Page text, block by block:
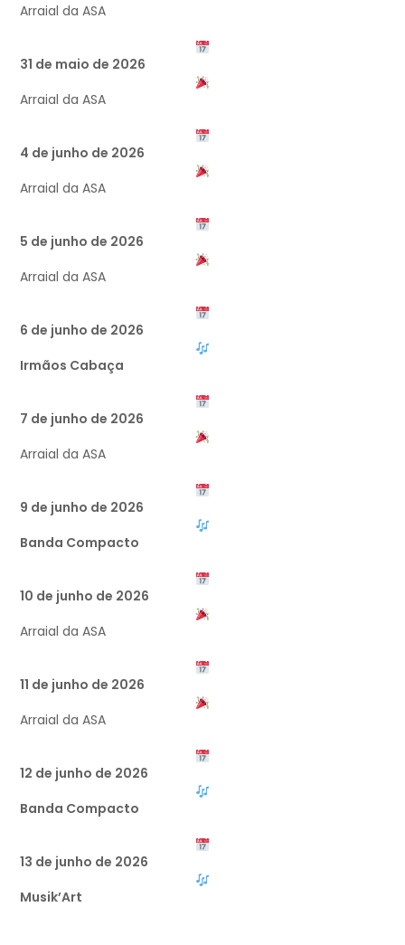
Arraial da ASA
31 de maio de 2026
Arraial da ASA
4 de junho de 2026
Arraial da ASA
5 de junho de 2026
Arraial da ASA
6 de junho de 2026
Irmãos Cabaça
7 de junho de 2026
Arraial da ASA
9 de junho de 2026
Banda Compacto
10 de junho de 2026
Arraial da ASA
11 de junho de 2026
Arraial da ASA
12 de junho de 2026
Banda Compacto
13 de junho de 2026
Musik’Art